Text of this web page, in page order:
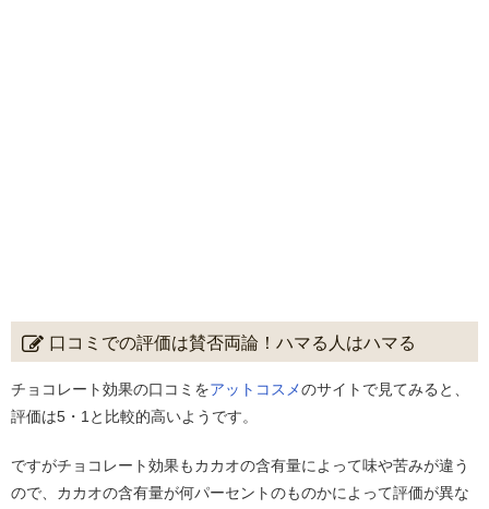
口コミでの評価は賛否両論！ハマる人はハマる
チョコレート効果の口コミをアットコスメのサイトで見てみると、
評価は5・1と比較的高いようです。
ですがチョコレート効果もカカオの含有量によって味や苦みが違う
ので、カカオの含有量が何パーセントのものかによって評価が異な